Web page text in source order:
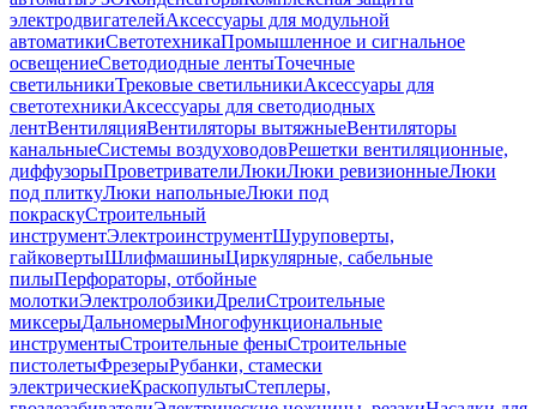
электродвигателейАксессуары для модульной
автоматикиСветотехникаПромышленное и сигнальное
освещениеСветодиодные лентыТочечные
светильникиТрековые светильникиАксессуары для
светотехникиАксессуары для светодиодных
лентВентиляцияВентиляторы вытяжныеВентиляторы
канальныеСистемы воздуховодовРешетки вентиляционные,
диффузорыПроветривателиЛюкиЛюки ревизионныеЛюки
под плиткуЛюки напольныеЛюки под
покраскуСтроительный
инструментЭлектроинструментШуруповерты,
гайковертыШлифмашиныЦиркулярные, сабельные
пилыПерфораторы, отбойные
молоткиЭлектролобзикиДрелиСтроительные
миксерыДальномерыМногофункциональные
инструментыСтроительные феныСтроительные
пистолетыФрезерыРубанки, стамески
электрическиеКраскопультыСтеплеры,